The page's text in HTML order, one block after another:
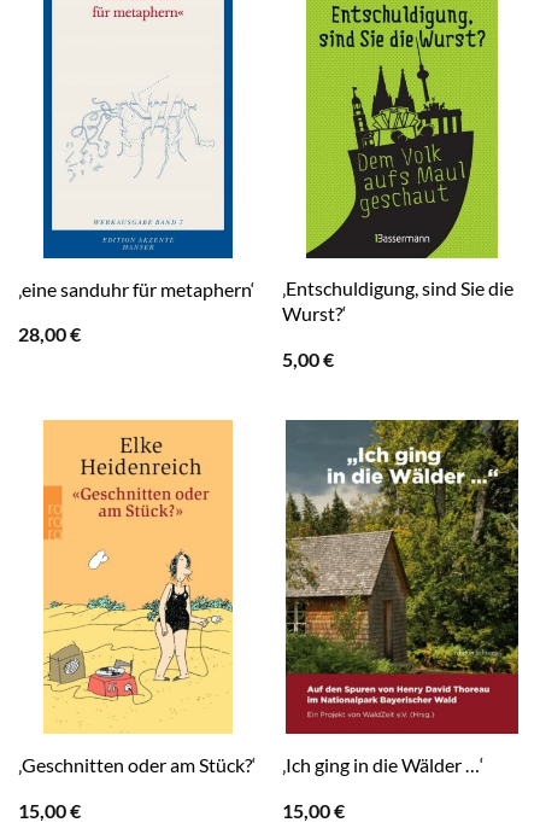
‚eine sanduhr für metaphern‘
28,00€
‚Entschuldigung, sind Sie die
Wurst?‘
5,00€
‚Geschnitten oder am Stück?‘
15,00€
‚Ich ging in die Wälder …‘
15,00€